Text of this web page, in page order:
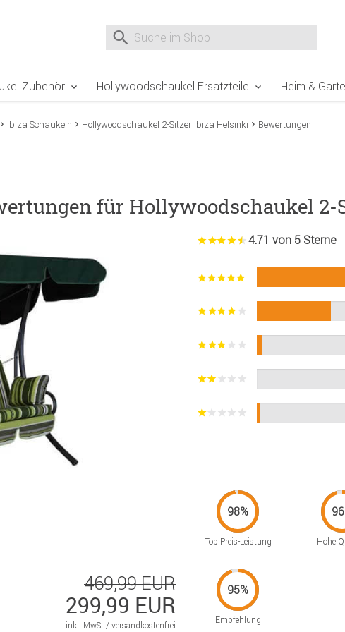
Suche nach
Zubehör Hollywoodschaukel Ersatzteile Heim &
Ibiza Schaukeln Hollywoodschaukel 2-Sitzer Ibiza Helsinki Bewertungen
für Hollywoodschaukel
469,99 EUR
299,99 EUR
inkl. MwSt / versandkostenfrei
4.71 von 5 Sterne
Top Preis-Leistung Hohe
Empfehlung